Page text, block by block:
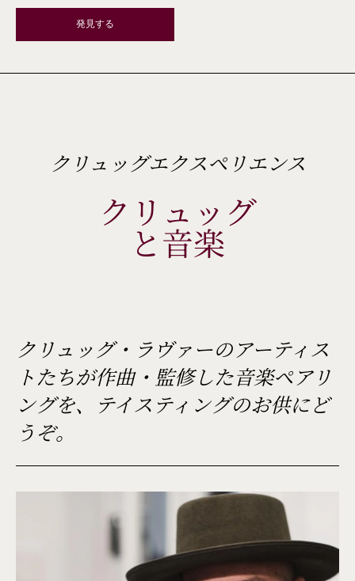
発見する
クリュッグエクスペリエンス
クリュッグ
と音楽
クリュッグ・ラヴァーのアーティス
トたちが作曲・監修した音楽ペアリ
ングを、テイスティングのお供にど
うぞ。